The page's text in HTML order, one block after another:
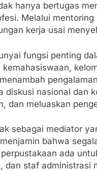
hanya bertugas
Melalui
kerja usai
fungsi penting
nasional dan
dan meluaskan
sebagai mediator
bahwa
ada
dan staf administrasi